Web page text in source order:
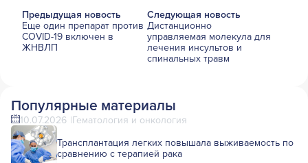
Предыдущая новость
Еще один препарат против
COVID-19 включен в
ЖНВЛП
Следующая новость
Дистанционно
управляемая молекула для
лечения инсультов и
спинальных травм
Популярные материалы
10.07.2026 Гематология и онкология
Трансплантация легких повышала выживаемость по
сравнению с терапией рака